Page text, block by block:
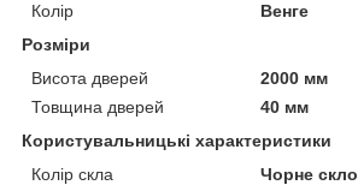
Колір
Венге
Розміри
Висота дверей
2000 мм
Товщина дверей
40 мм
Користувальницькі характеристики
Колір скла
Чорне скло